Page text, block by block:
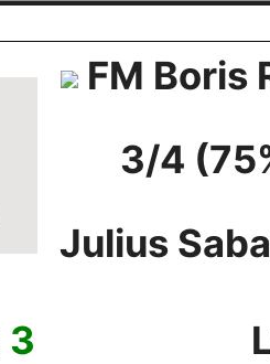
FM Boris
3/4
Julius
3